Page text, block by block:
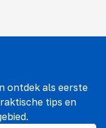
ontdek als eerste
tips en